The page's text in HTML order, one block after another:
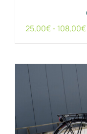
25,00€- 108,00€